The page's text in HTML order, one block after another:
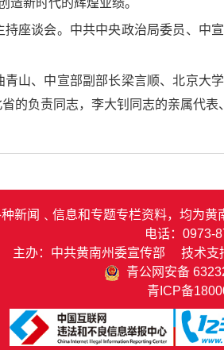
造新时代的辉煌业绩。
座谈会。中共中央政治局委员、中
山、中宣部副部长梁言顺、北京大
的负责同志，李大钊同志的亲属代
新闻﹑信息和专题专栏资料，均为黄
电话：0973-
主办：中共黄南州委宣传部 技术支
青公网安备
青ICP备